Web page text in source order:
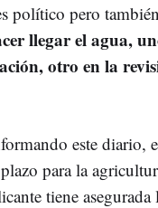
político pero
llegar el agua,
otro en la
este diario,
para la
tiene asegurada